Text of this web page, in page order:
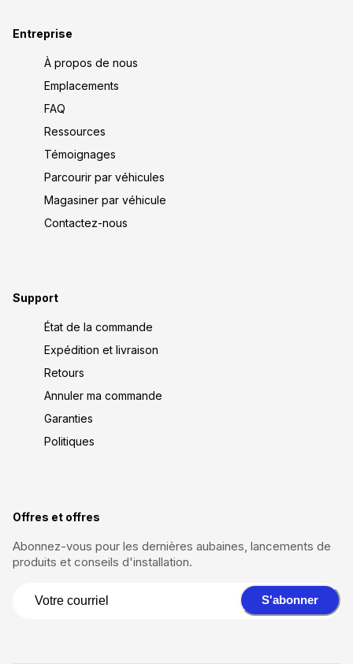
Entreprise
À propos de nous
Emplacements
FAQ
Ressources
Témoignages
Parcourir par véhicules
Magasiner par véhicule
Contactez-nous
Support
État de la commande
Expédition et livraison
Retours
Annuler ma commande
Garanties
Politiques
Offres et offres
Abonnez-vous pour les dernières aubaines, lancements de
produits et conseils d'installation.
S'abonner